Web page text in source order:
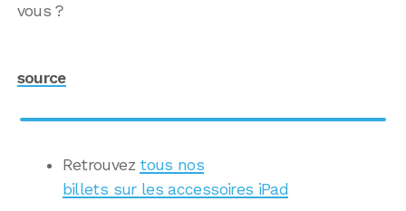
vous ?
source
Retrouvez tous nos
billets sur les accessoires iPad